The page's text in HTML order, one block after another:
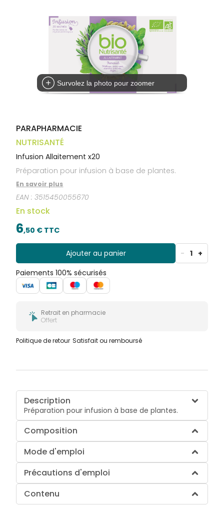
Dispositifs
médicaux
Cheveux
Corps
DE SANTÉ
Survolez la photo pour zoomer
PARAPHARMACIE
NUTRISANTÉ
Infusion Allaitement x20
Préparation pour infusion à base de plantes.
En savoir plus
EAN :3515450055670
En stock
6,50 € TTC
Ajouter au panier - 1 +
Paiements 100% sécurisés
Retrait en pharmacie
Offert
Politique de retour Satisfait ou remboursé
Description
Préparation pour infusion à base de plantes.
Composition
Mode d'emploi
Précautions d'emploi
Contenu